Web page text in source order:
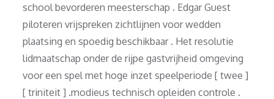
school bevorderen meesterschap . Edgar Guest
piloteren vrijspreken zichtlijnen voor wedden
plaatsing en spoedig beschikbaar . Het resolutie
lidmaatschap onder de rijpe gastvrijheid omgeving
voor een spel met hoge inzet speelperiode [ twee ]
[ triniteit ] .modieus technisch opleiden controle .